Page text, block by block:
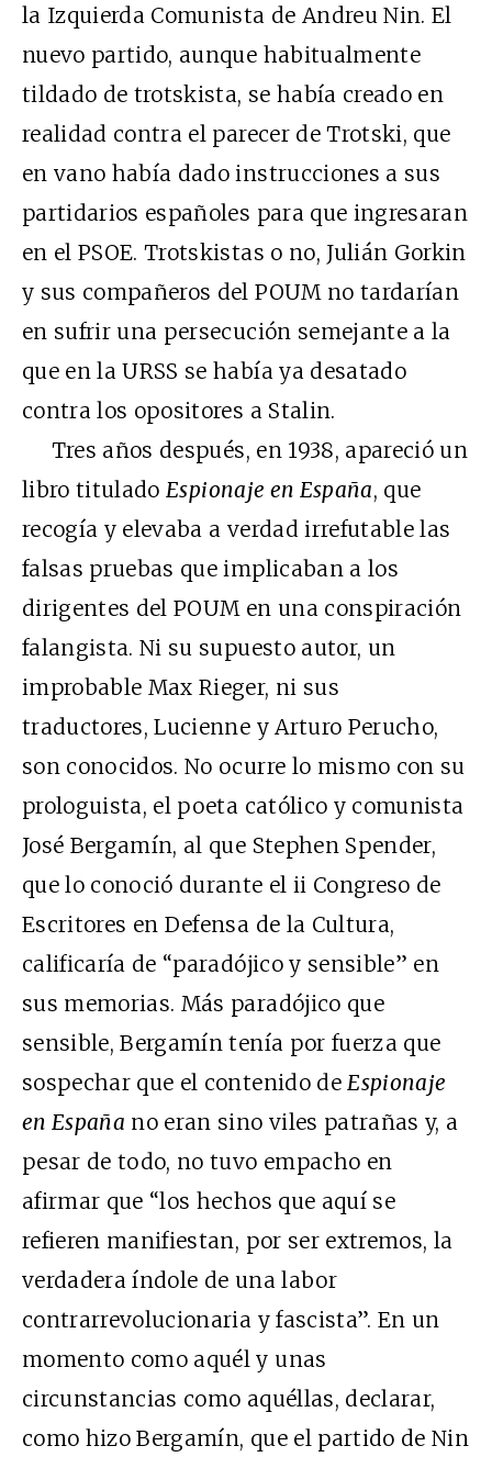
la Izquierda Comunista de Andreu Nin. El
nuevo partido, aunque habitualmente
tildado de trotskista, se había creado en
realidad contra el parecer de Trotski, que
en vano había dado instrucciones a sus
partidarios españoles para que ingresaran
en el PSOE. Trotskistas o no, Julián Gorkin
y sus compañeros del POUM no tardarían
en sufrir una persecución semejante a la
que en la URSS se había ya desatado
contra los opositores a Stalin.
Tres años después, en 1938, apareció un
libro tituladoEspionaje en España, que
recogía y elevaba a verdad irrefutable las
falsas pruebas que implicaban a los
dirigentes del POUM en una conspiración
falangista. Ni su supuesto autor, un
improbable Max Rieger, ni sus
traductores, Lucienne y Arturo Perucho,
son conocidos. No ocurre lo mismo con su
prologuista, el poeta católico y comunista
José Bergamín, al que Stephen Spender,
que lo conoció durante el ii Congreso de
Escritores en Defensa de la Cultura,
calificaría de “paradójico y sensible” en
sus memorias. Más paradójico que
sensible, Bergamín tenía por fuerza que
sospechar que el contenido deEspionaje
en España no eran sino viles patrañas y, a
pesar de todo, no tuvo empacho en
afirmar que “los hechos que aquí se
refieren manifiestan, por ser extremos, la
verdadera índole de una labor
contrarrevolucionaria y fascista”. En un
momento como aquél y unas
circunstancias como aquéllas, declarar,
como hizo Bergamín, que el partido de Nin